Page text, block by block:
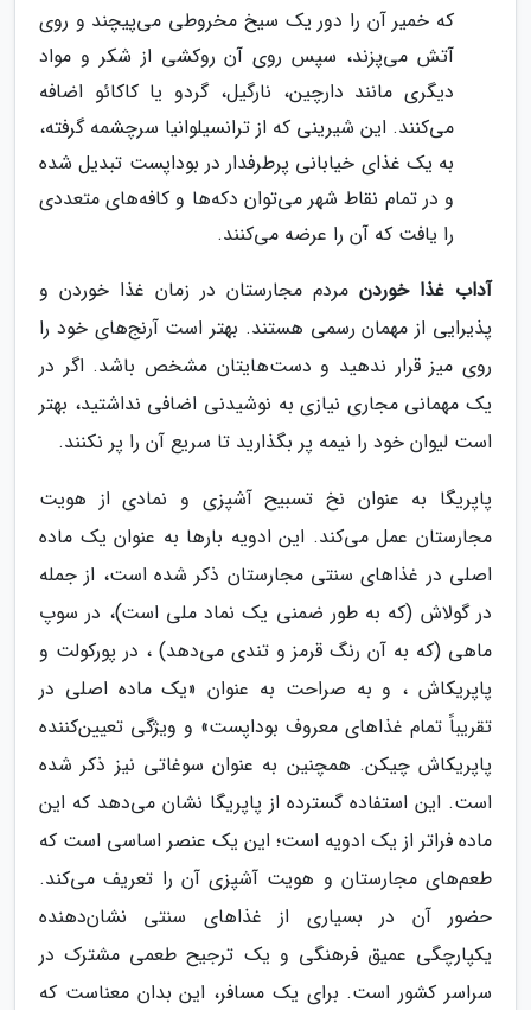
که خمیر آن را دور یک سیخ مخروطی می‌پیچند و روی
آتش می‌پزند، سپس روی آن روکشی از شکر و مواد
دیگری مانند دارچین، نارگیل، گردو یا کاکائو اضافه
می‌کنند. این شیرینی که از ترانسیلوانیا سرچشمه گرفته،
به یک غذای خیابانی پرطرفدار در بوداپست تبدیل شده
و در تمام نقاط شهر می‌توان دکه‌ها و کافه‌های متعددی
را یافت که آن را عرضه می‌کنند.
آداب غذا خوردن مردم مجارستان در زمان غذا خوردن و
پذیرایی از مهمان رسمی هستند. بهتر است آرنج‌های خود را
روی میز قرار ندهید و دست‌هایتان مشخص باشد. اگر در
یک مهمانی مجاری نیازی به نوشیدنی اضافی نداشتید، بهتر
است لیوان خود را نیمه پر بگذارید تا سریع آن را پر نکنند.
پاپریگا به عنوان نخ تسبیح آشپزی و نمادی از هویت
مجارستان عمل می‌کند. این ادویه بارها به عنوان یک ماده
اصلی در غذاهای سنتی مجارستان ذکر شده است، از جمله
در گولاش (که به طور ضمنی یک نماد ملی است)، در سوپ
ماهی (که به آن رنگ قرمز و تندی می‌دهد) ، در پورکولت و
پاپریکاش ، و به صراحت به عنوان «یک ماده اصلی در
تقریباً تمام غذاهای معروف بوداپست» و ویژگی تعیین‌کننده
پاپریکاش چیکن. همچنین به عنوان سوغاتی نیز ذکر شده
است. این استفاده گسترده از پاپریگا نشان می‌دهد که این
ماده فراتر از یک ادویه است؛ این یک عنصر اساسی است که
طعم‌های مجارستان و هویت آشپزی آن را تعریف می‌کند.
حضور آن در بسیاری از غذاهای سنتی نشان‌دهنده
یکپارچگی عمیق فرهنگی و یک ترجیح طعمی مشترک در
سراسر کشور است. برای یک مسافر، این بدان معناست که